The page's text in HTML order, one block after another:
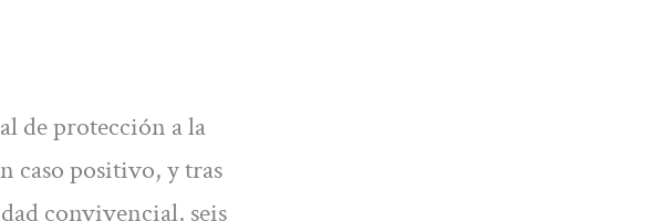
de protección a la
caso positivo, y tras
convivencial, seis